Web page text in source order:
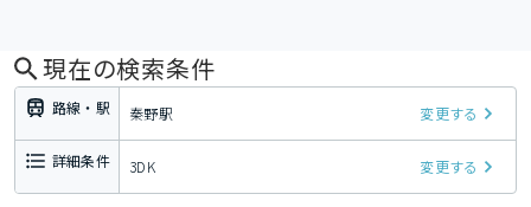
現在の検索条件
路線・駅 秦野駅 変更する
詳細条件 3DK 変更する